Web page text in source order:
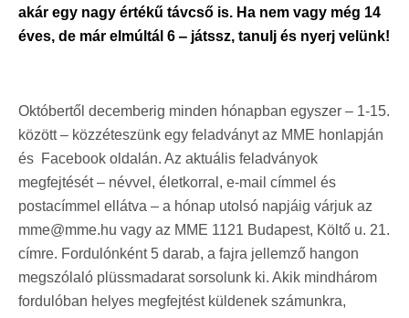
akár egy nagy értékű távcső is. Ha nem vagy még 14
éves, de már elmúltál 6 ‒ játssz, tanulj és nyerj velünk!
Októbertől decemberig minden hónapban egyszer – 1-15.
között – közzéteszünk egy feladványt az MME honlapján
és Facebook oldalán. Az aktuális feladványok
megfejtését ‒ névvel, életkorral, e-mail címmel és
postacímmel ellátva ‒ a hónap utolsó napjáig várjuk az
mme@mme.hu vagy az MME 1121 Budapest, Költő u. 21.
címre. Fordulónként 5 darab, a fajra jellemző hangon
megszólaló plüssmadarat sorsolunk ki. Akik mindhárom
fordulóban helyes megfejtést küldenek számunkra,